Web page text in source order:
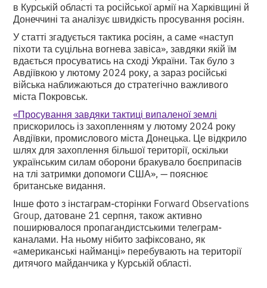
в Курській області та російської армії на Харківщині й
Донеччині та аналізує швидкість просування росіян.
У статті згадується тактика росіян, а саме «наступ
піхоти та суцільна вогнева завіса», завдяки якій їм
вдається просуватись на сході України. Так було з
Авдіївкою у лютому 2024 року, а зараз російські
війська наближаються до стратегічно важливого
міста Покровськ.
«Просування завдяки тактиці випаленої землі
прискорилось із захопленням у лютому 2024 року
Авдіївки, промислового міста Донецька. Це відкрило
шлях для захоплення більшої території, оскільки
українським силам оборони бракувало боєприпасів
на тлі затримки допомоги США», — пояснює
британське видання.
Інше фото з інстаграм-сторінки Forward Observations
Group, датоване 21 серпня, також активно
поширювалося пропагандистськими телеграм-
каналами. На ньому нібито зафіксовано, як
«американські найманці» перебувають на території
дитячого майданчика у Курській області.